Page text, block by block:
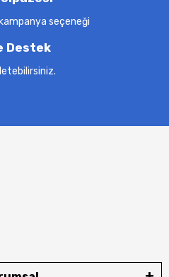
seçeneği
Destek